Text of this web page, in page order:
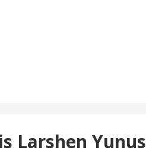
Larshen Yunus